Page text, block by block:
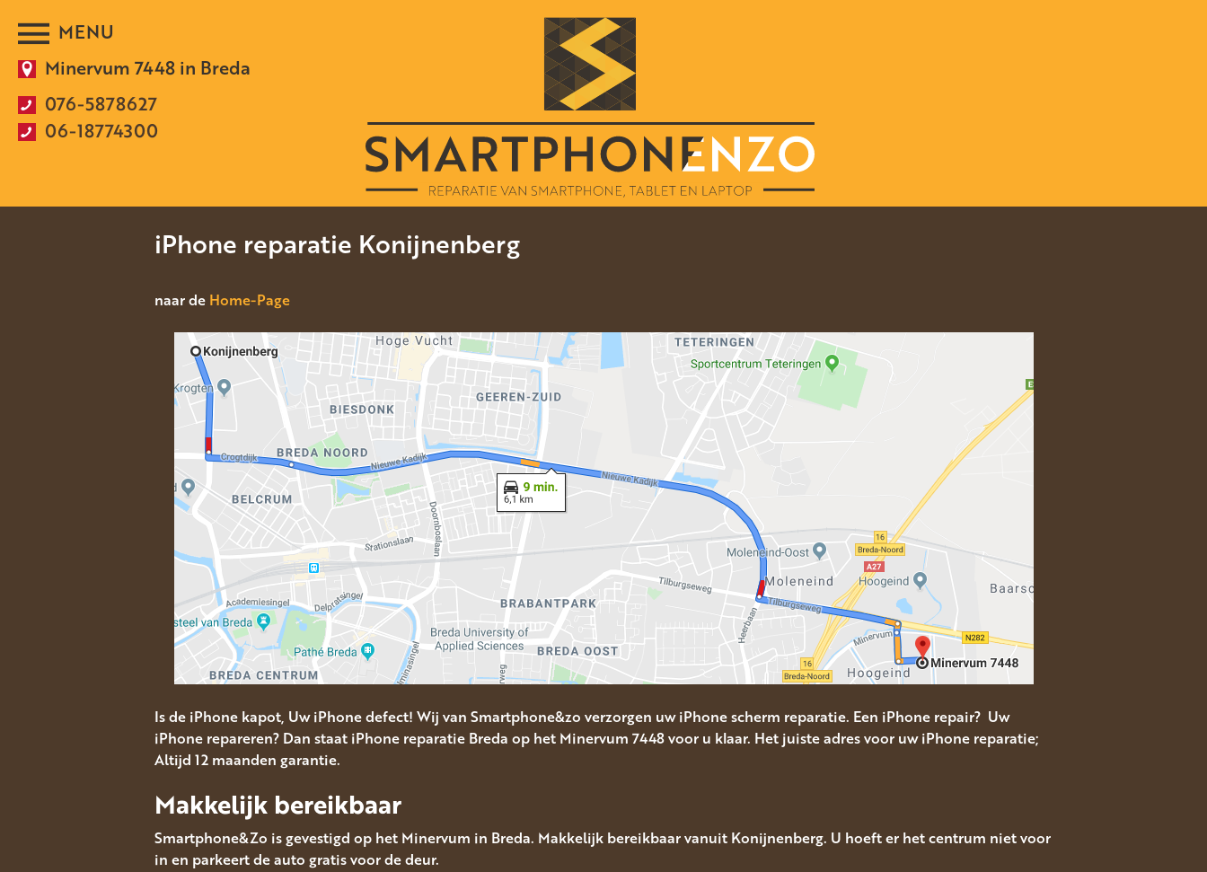
Minervum 7448 in Breda
076-5878627
06-18774300
iPhone reparatie Konijnenberg
naar de Home-Page
Is de iPhone kapot, Uw iPhone defect! Wij van Smartphone&zo verzorgen uw iPhone scherm reparatie. Een iPhone repair? Uw
iPhone repareren? Dan staat iPhone reparatie Breda op het Minervum 7448 voor u klaar. Het juiste adres voor uw iPhone reparatie;
Altijd 12 maanden garantie.
Makkelijk bereikbaar
Smartphone&Zo is gevestigd op het Minervum in Breda. Makkelijk bereikbaar vanuit Konijnenberg. U hoeft er het centrum niet voor
in en parkeert de auto gratis voor de deur.